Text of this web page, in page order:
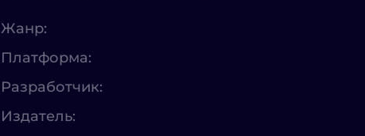
Жанр:
Платформа:
Разработчик:
Издатель: